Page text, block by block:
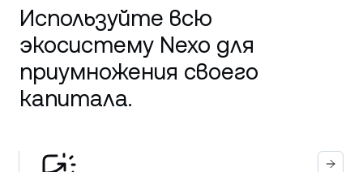
Используйте всю
экосистему Nexo для
приумножения своего
капитала.